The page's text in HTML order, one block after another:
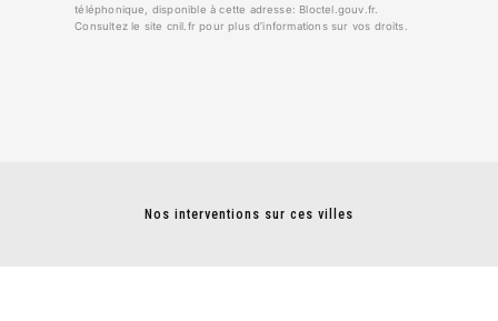
téléphonique, disponible à cette adresse: Bloctel.gouv.fr
Consultez le site cnil.fr pour plus d’informations sur vos droits.
Nos interventions sur ces villes